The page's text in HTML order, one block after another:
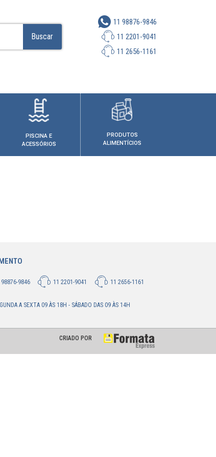
Buscar
11 98876-9846
11 2201-9041
11 2656-1161
PISCINA E
ACESSÓRIOS
PRODUTOS
ALIMENTÍCIOS
98876-9846 11 2201-9041 11 2656-1161
A SEXTA 09 ÀS 18H - SÁBADO DAS 09 ÀS 14H
CRIADO POR